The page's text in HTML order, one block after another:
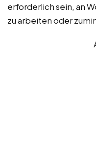
erforderlich sein, an
zu arbeiten oder